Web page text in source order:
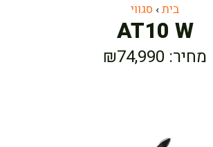
בית› סגווי
AT10 W
מחיר: ₪74,990